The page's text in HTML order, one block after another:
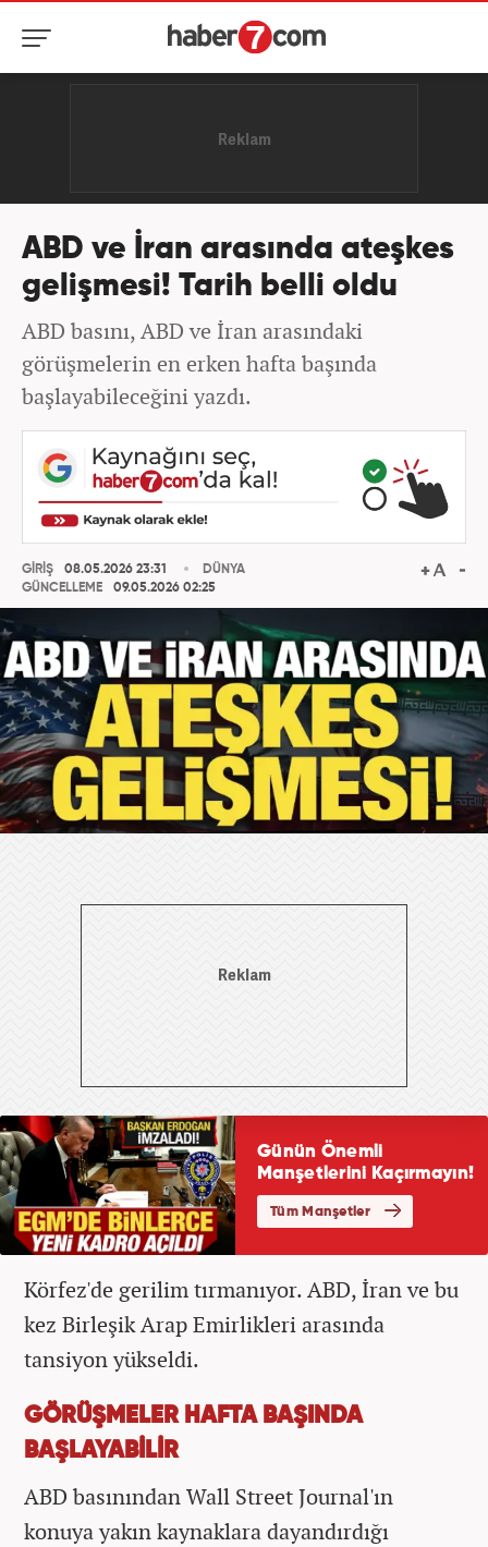
ABD ve İran arasında ateşkes
gelişmesi! Tarih belli oldu
ABD basını, ABD ve İran arasındaki
görüşmelerin en erken hafta başında
başlayabileceğini yazdı.
GİRİŞ
08.05.2026 23:31
GÜNCELLEME
09.05.2026 02:25
DÜNYA
Körfez'de gerilim tırmanıyor. ABD, İran ve bu
kez Birleşik Arap Emirlikleri arasında
tansiyon yükseldi.
GÖRÜŞMELER HAFTA BAŞINDA
BAŞLAYABİLİR
ABD basınından Wall Street Journal'ın
konuya yakın kaynaklara dayandırdığı